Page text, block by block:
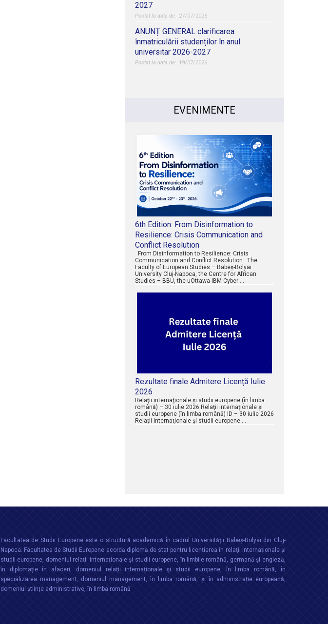
2027
27/07/2026
ANUNȚ GENERAL clarificarea
înmatriculării studenților în anul
universitar 2026-2027
19/07/2026
EVENIMENTE
6th Edition: From Disinformation to
Resilience: Crisis Communication and
Conflict Resolution
From Disinformation to Resilience: Crisis
Communication and Conflict Resolution The
Faculty of European Studies – Babeș-Bolyai
University Cluj-Napoca, the Centre for African
Studies – BBU, the uOttawa-IBM Cyber …
Rezultate finale Admitere Licență Iulie
2026
Relaţii internaţionale şi studii europene (în limba
română) – 30 iulie 2026 Relaţii internaţionale şi
studii europene (în limba română) ID – 30 iulie 2026
Relaţii internaţionale şi studii europene …
Facultatea de Studii Europene este o structură academică în cadrul Universităţii Babeș-Bolyai din Cluj-
Napoca. Facultatea de Studii Europene acordă diplomă de stat pentru licențierea în relaţii internaţionale şi
studii europene, domeniul relații internaționale şi studii europene, în limbile română, germană și engleză,
în diplomație în afaceri, domeniul relații internaționale și studii europene, în limba română, în
specializarea management, domeniul management, în limba română, și în administrație europeană,
domeniul științe administrative, în limba română